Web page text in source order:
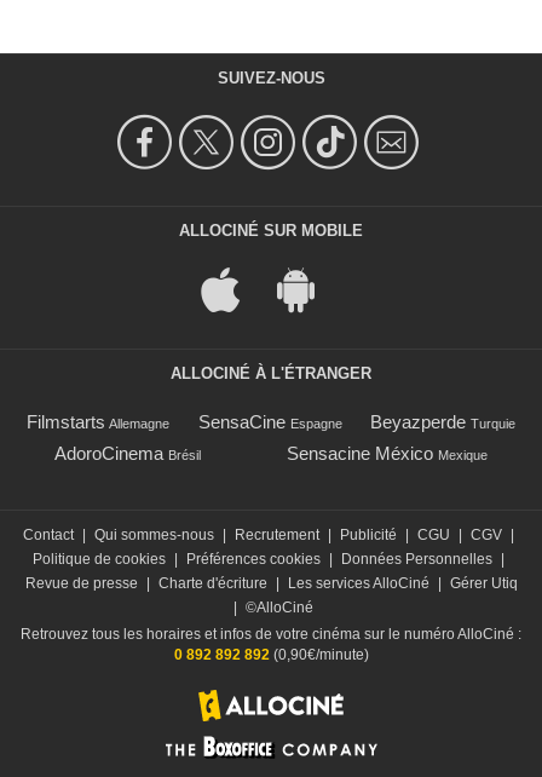
SUIVEZ-NOUS
ALLOCINÉ SUR MOBILE
ALLOCINÉ À L'ÉTRANGER
Filmstarts Allemagne SensaCine Espagne Beyazperde Turquie
AdoroCinema Brésil Sensacine México Mexique
Contact Qui sommes-nous Recrutement Publicité CGU CGV
Politique de cookies
Préférences cookies Données Personnelles
Revue de presse
Charte d'écriture Les services AlloCiné
Gérer Utiq
©AlloCiné
Retrouvez tous les horaires et infos de votre cinéma sur le numéro AlloCiné :
0 892 892 892(0,90€/minute)